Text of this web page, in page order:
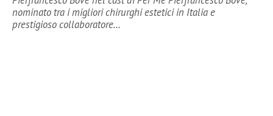
nominato tra i migliori chirurghi estetici in Italia e
prestigioso collaboratore…